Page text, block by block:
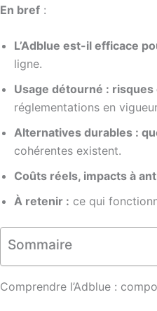
En bref :
L’Adblue est-il efficace
ligne.
Usage détourné : risques
réglementations en
Alternatives durables :
cohérentes existent.
Coûts réels, impacts à
À retenir : ce qui
Sommaire
Comprendre l’Adblue :